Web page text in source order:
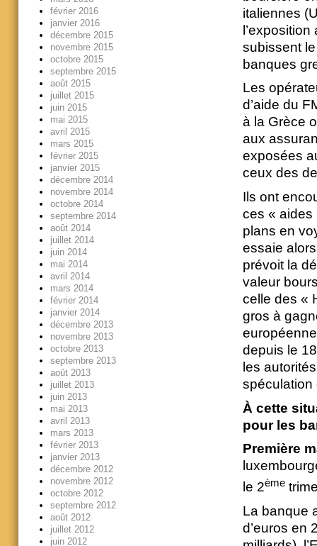
italiennes
subissent
banques
Les
d’aide du
à la Grèce
aux
exposées
ceux des
Ils ont
ces « aides
plans en
essaie
prévoit la
valeur
celle des «
gros à
depuis le
les
spéculation
À cette
pour les
Première
le 2ème
La banque
d’euros en
février 2016
janvier 2016
décembre 2015
novembre 2015
octobre 2015
septembre 2015
août 2015
juillet 2015
juin 2015
mai 2015
avril 2015
mars 2015
février 2015
janvier 2015
décembre 2014
novembre 2014
octobre 2014
septembre 2014
août 2014
juillet 2014
juin 2014
mai 2014
avril 2014
mars 2014
février 2014
janvier 2014
décembre 2013
novembre 2013
octobre 2013
septembre 2013
août 2013
juillet 2013
juin 2013
mai 2013
avril 2013
mars 2013
février 2013
janvier 2013
décembre 2012
novembre 2012
octobre 2012
septembre 2012
août 2012
juillet 2012
juin 2012